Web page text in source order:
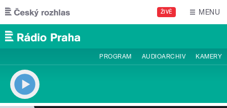
Přejít k hlavnímu obsahu
ŽIVĚ MENU
PROGRAM AUDIOARCHIV KAMERY